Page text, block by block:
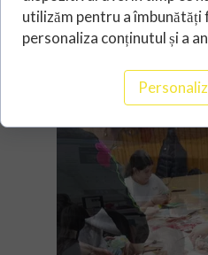
platforma
sunt menite să ofere
educațională de
să îi pregătească
mobilitățile Erasmus+.
utilizăm pentru a
personaliza conținutul și a